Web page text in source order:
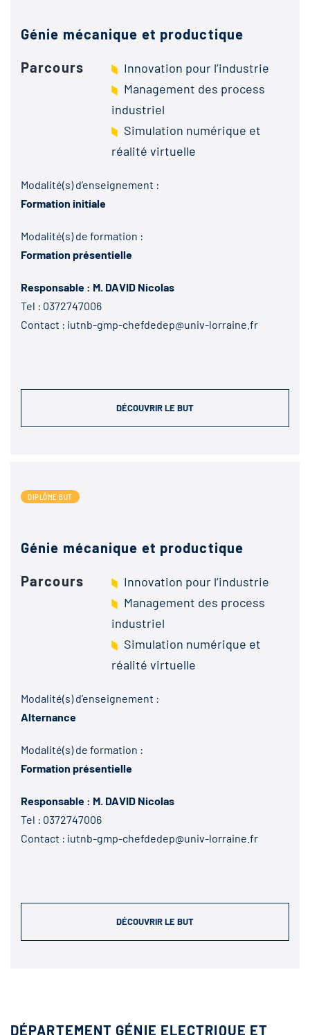
Génie mécanique et productique
Parcours
Innovation pour l’industrie
Management des process
industriel
Simulation numérique et
réalité virtuelle
Modalité(s) d’enseignement :
Formation initiale
Modalité(s) de formation :
Formation présentielle
Responsable : M. DAVID Nicolas
Tel : 0372747006
Contact : iutnb-gmp-chefdedep@univ-lorraine.fr
DÉCOUVRIR LE BUT
DIPLÔME BUT
Génie mécanique et productique
Parcours
Innovation pour l’industrie
Management des process
industriel
Simulation numérique et
réalité virtuelle
Modalité(s) d’enseignement :
Alternance
Modalité(s) de formation :
Formation présentielle
Responsable : M. DAVID Nicolas
Tel : 0372747006
Contact : iutnb-gmp-chefdedep@univ-lorraine.fr
DÉCOUVRIR LE BUT
DÉPARTEMENT GÉNIE ELECTRIQUE ET